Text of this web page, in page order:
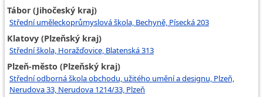
Tábor (Jihočeský kraj)
Střední uměleckoprůmyslová škola, Bechyně, Písecká 203
Klatovy (Plzeňský kraj)
Střední škola, Horažďovice, Blatenská 313
Plzeň-město (Plzeňský kraj)
Střední odborná škola obchodu, užitého umění a designu, Plzeň,
Nerudova 33, Nerudova 1214/33, Plzeň